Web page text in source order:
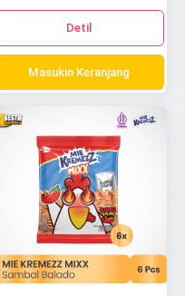
Detil
Masukin Keranjang